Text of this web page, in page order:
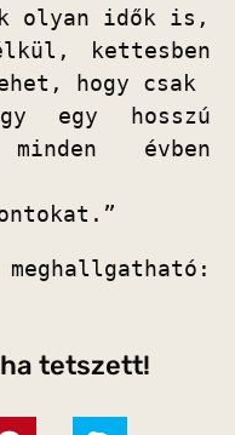
olyan idők is,
kettesben
hogy csak
egy hosszú
évben
ha tetszett!